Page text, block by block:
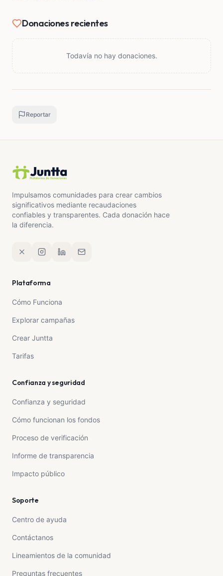
Donaciones recientes
Todavía no hay donaciones.
Reportar
Impulsamos comunidades para crear cambios
significativos mediante recaudaciones
confiables y transparentes. Cada donación hace
la diferencia.
Plataforma
Cómo Funciona
Explorar campañas
Crear Juntta
Tarifas
Confianza y seguridad
Confianza y seguridad
Cómo funcionan los fondos
Proceso de verificación
Informe de transparencia
Impacto público
Soporte
Centro de ayuda
Contáctanos
Lineamientos de la comunidad
Preguntas frecuentes